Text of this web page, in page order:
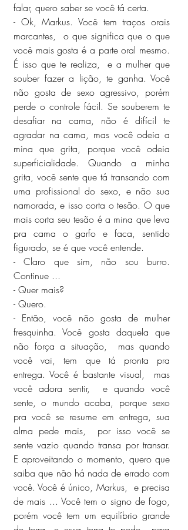
falar, quero saber se você tá certa.
- Ok, Markus. Você tem traços orais
marcantes,  o que significa que o que
você mais gosta é a parte oral mesmo.
É isso que te realiza,  e a mulher que
souber fazer a lição, te ganha. Você
não gosta de sexo agressivo, porém
perde o controle fácil. Se souberem te
desafiar na cama, não é difícil te
agradar na cama, mas você odeia a
mina que grita, porque você odeia
superficialidade. Quando a minha
grita, você sente que tá transando com
uma profissional do sexo, e não sua
namorada, e isso corta o tesão. O que
mais corta seu tesão é a mina que leva
pra cama o garfo e faca, sentido
figurado, se é que você entende.
- Claro que sim, não sou burro.
Continue ...
- Quer mais?
- Quero.
- Então, você não gosta de mulher
fresquinha. Você gosta daquela que
não força a situação,  mas quando
você vai, tem que tá pronta pra
entrega. Você é bastante visual,  mas
você adora sentir,  e quando você
sente, o mundo acaba, porque sexo
pra você se resume em entrega, sua
alma pede mais,  por isso você se
sente vazio quando transa por transar.
E aproveitando o momento, quero que
saiba que não há nada de errado com
você. Você é único, Markus,  e precisa
de mais ... Você tem o signo de fogo,
porém você tem um equilíbrio grande